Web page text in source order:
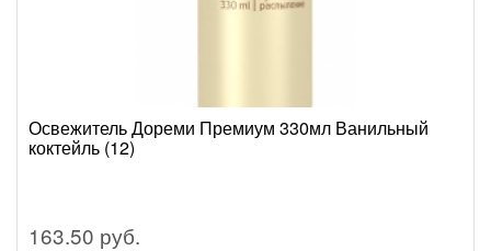
Освежитель Дореми Премиум 330мл Ванильный
коктейль (12)
163.50 руб.